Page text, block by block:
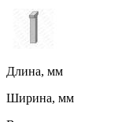
Длина, мм
Ширина, мм